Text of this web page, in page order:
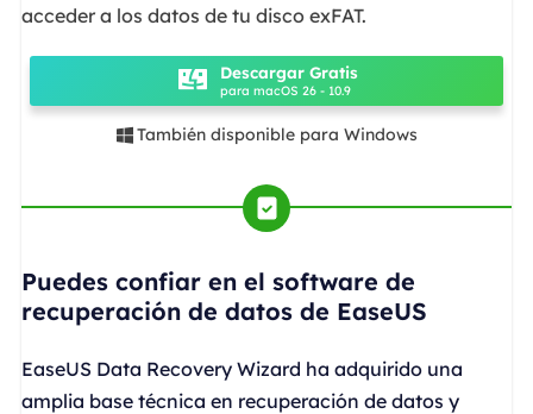
acceder a los datos de tu disco exFAT.
Descargar Gratis
para macOS 26 - 10.9
 También disponible para Windows
Puedes confiar en el software de
recuperación de datos de EaseUS
EaseUS Data Recovery Wizard ha adquirido una
amplia base técnica en recuperación de datos y